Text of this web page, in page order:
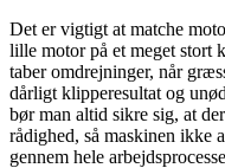
Det er vigtigt at matche
lille motor på et meget stort
taber omdrejninger, når
dårligt klipperesultat og
bør man altid sikre sig, at
rådighed, så maskinen ikke
gennem hele